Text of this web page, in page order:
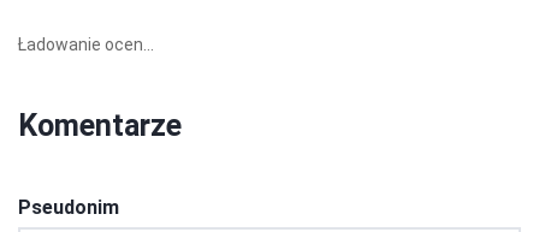
Ładowanie ocen...
Komentarze
Pseudonim